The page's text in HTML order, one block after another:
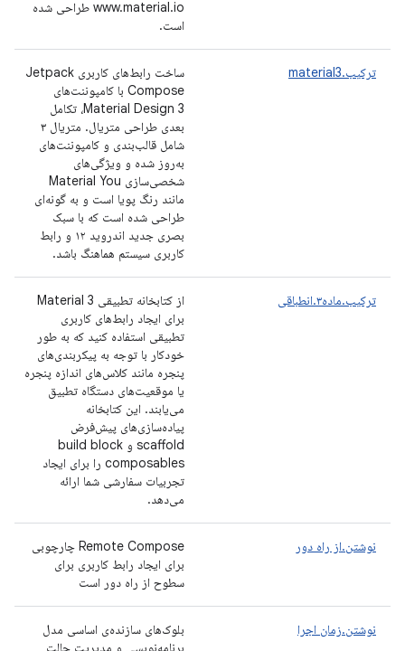
www.material.io طراحی شده
است.
ترکیب.material3
ساخت رابط‌های کاربری Jetpack
Compose با کامپوننت‌های
Material Design 3، تکامل
بعدی طراحی متریال. متریال ۳
شامل قالب‌بندی و کامپوننت‌های
به‌روز شده و ویژگی‌های
شخصی‌سازی Material You
مانند رنگ پویا است و به گونه‌ای
طراحی شده است که با سبک
بصری جدید اندروید ۱۲ و رابط
کاربری سیستم هماهنگ باشد.
ترکیب.ماده۳.انطباقی
از کتابخانه تطبیقی ​​Material 3
برای ایجاد رابط‌های کاربری
تطبیقی ​​استفاده کنید که به طور
خودکار با توجه به پیکربندی‌های
پنجره مانند کلاس‌های اندازه پنجره
یا موقعیت‌های دستگاه تطبیق
می‌یابند. این کتابخانه
پیاده‌سازی‌های پیش‌فرض
scaffold و build block
composables را برای ایجاد
تجربیات سفارشی شما ارائه
می‌دهد.
نوشتن.از راه دور
Remote Compose چارچوبی
برای ایجاد رابط کاربری برای
سطوح از راه دور است
نوشتن.زمان اجرا
بلوک‌های سازنده‌ی اساسی مدل
برنامه‌نویسی و مدیریت حالت